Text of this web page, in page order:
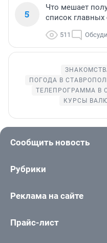
5
Что мешает
список
511
ПОГОДА В
ТЕЛЕПРОГРАММА В
КУРСЫ
Сообщить новость
Рубрики
Реклама на сайте
Прайс-лист